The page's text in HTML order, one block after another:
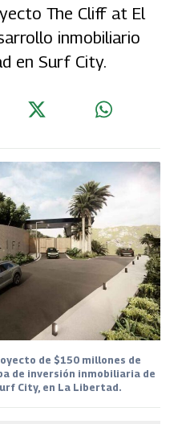
The Cliff at El
inmobiliario
en Surf City.
de $150 millones de
de inversión inmobiliaria de
City, en La Libertad.